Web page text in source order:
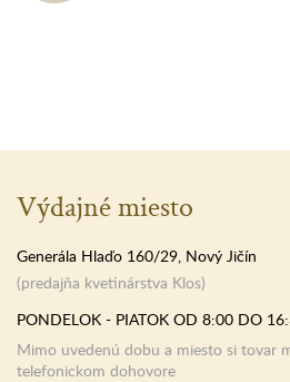
Výdajné miesto
Generála Hlaďo 160/29, Nový Jičín
(predajňa kvetinárstva Klos)
PONDELOK - PIATOK OD 8:00 DO
Mimo uvedenú dobu a miesto si tovar
telefonickom dohovore